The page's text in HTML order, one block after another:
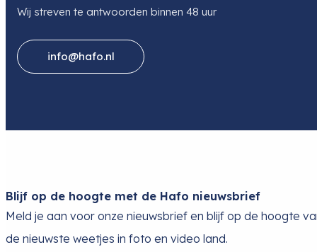
Wij streven te antwoorden binnen 48 uur
info@hafo.nl
Blijf op de hoogte met de Hafo nieuwsbrief
Meld je aan voor onze nieuwsbrief en blijf op de hoogte
de nieuwste weetjes in foto en video land.